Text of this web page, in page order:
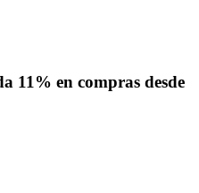
11% en compras desde